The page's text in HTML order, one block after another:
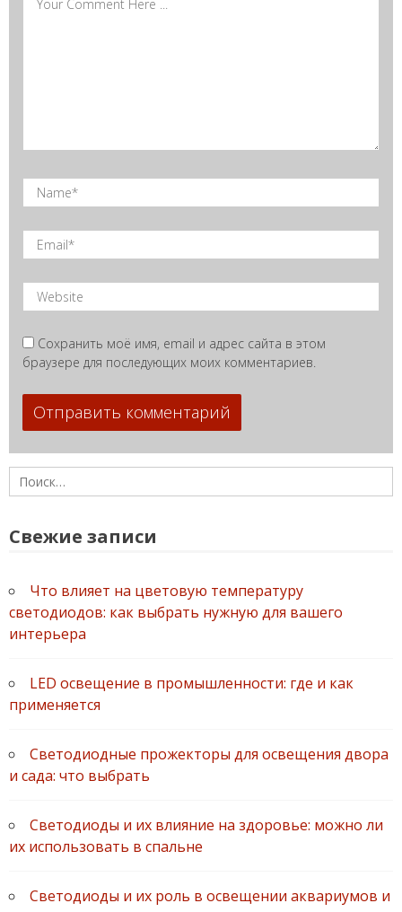
Сохранить моё имя, email и адрес сайта в этом
браузере для последующих моих комментариев.
Найти:
Свежие записи
Что влияет на цветовую температуру
светодиодов: как выбрать нужную для вашего
интерьера
LED освещение в промышленности: где и как
применяется
Светодиодные прожекторы для освещения двора
и сада: что выбрать
Светодиоды и их влияние на здоровье: можно ли
их использовать в спальне
Светодиоды и их роль в освещении аквариумов и